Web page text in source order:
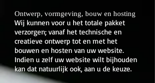
Ontwerp, vormgeving, bouw en hosting
Wij kunnen voor u het totale pakket
verzorgen; vanaf het technische en
creatieve ontwerp tot en met het
bouwen en hosten van uw website.
Indien u zelf uw website wilt bijhouden
kan dat natuurlijk ook, aan u de keuze.